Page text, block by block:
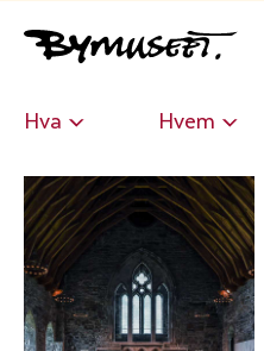
Hva Hvem